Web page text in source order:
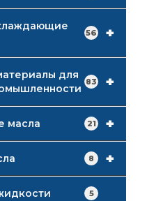
+
56
+
для
83
+
масла 21
+
8
5